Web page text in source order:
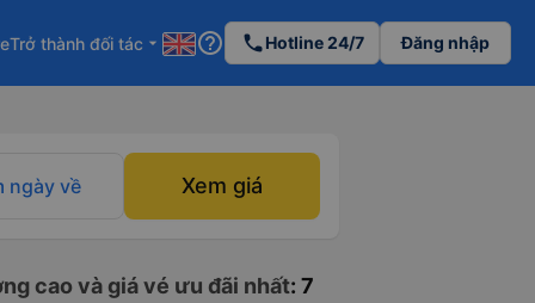
Trở thành đối tác arrow_drop_down help_outline phoneHotline 24/7 Đăng nhập
ngày về Xem giá
cao và giá vé ưu đãi nhất: 7